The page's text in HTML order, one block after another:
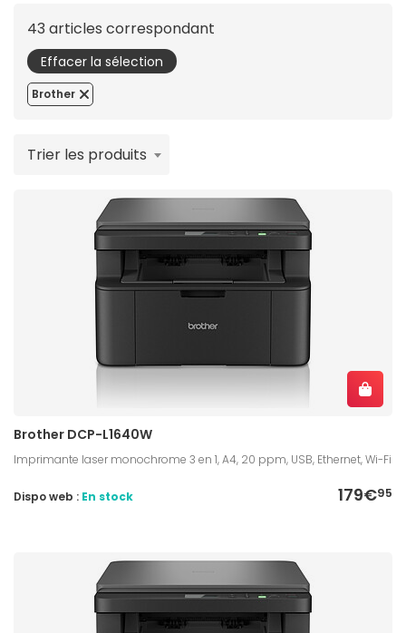
43 articles correspondant
Effacer la sélection
Brother
Trier les produits
Brother DCP-L1640W
Imprimante laser monochrome 3 en 1, A4, 20 ppm, USB, Ethernet, Wi-Fi
179€95
Dispo web : En stock